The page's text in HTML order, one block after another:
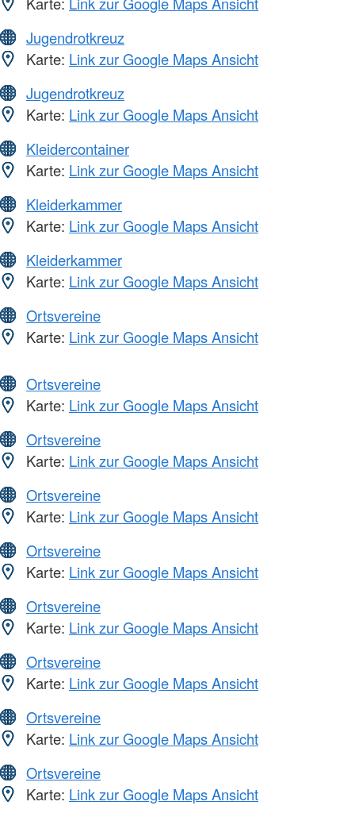
Jugendrotkreuz
Karte: Link zur Google Maps Ansicht
Jugendrotkreuz
Karte: Link zur Google Maps Ansicht
Kleidercontainer
Karte: Link zur Google Maps Ansicht
Kleiderkammer
Karte: Link zur Google Maps Ansicht
Kleiderkammer
Karte: Link zur Google Maps Ansicht
Ortsvereine
Karte: Link zur Google Maps Ansicht
Ortsvereine
Karte: Link zur Google Maps Ansicht
Ortsvereine
Karte: Link zur Google Maps Ansicht
Ortsvereine
Karte: Link zur Google Maps Ansicht
Ortsvereine
Karte: Link zur Google Maps Ansicht
Ortsvereine
Karte: Link zur Google Maps Ansicht
Ortsvereine
Karte: Link zur Google Maps Ansicht
Ortsvereine
Karte: Link zur Google Maps Ansicht
Ortsvereine
Karte: Link zur Google Maps Ansicht